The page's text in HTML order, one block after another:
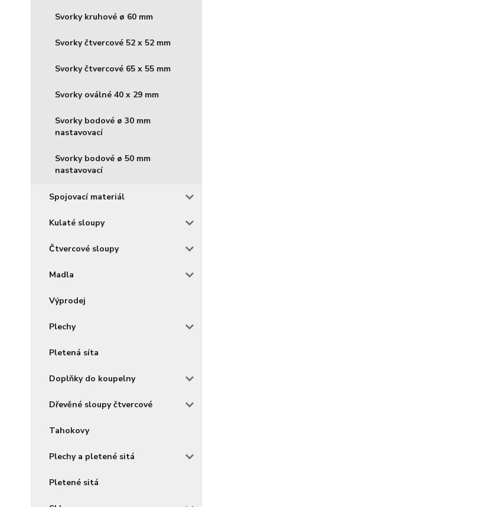
Svorky kruhové ø 60 mm
Svorky čtvercové 52 x 52 mm
Svorky čtvercové 65 x 55 mm
Svorky oválné 40 x 29 mm
Svorky bodové ø 30 mm
nastavovací
Svorky bodové ø 50 mm
nastavovací
Spojovací materiál
Kulaté sloupy
Čtvercové sloupy
Madla
Výprodej
Plechy
Pletená síta
Doplňky do koupelny
Dřevěné sloupy čtvercové
Tahokovy
Plechy a pletené sitá
Pletené sitá